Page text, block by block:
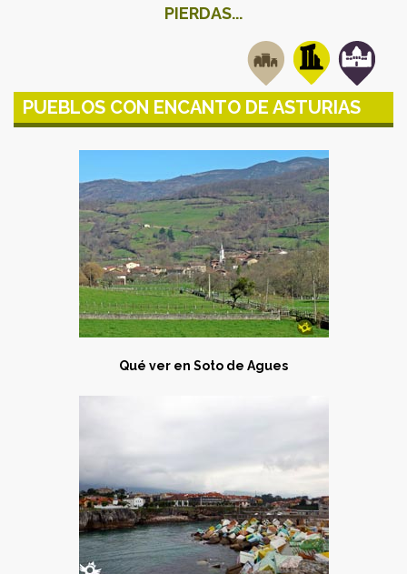
PIERDAS...
PUEBLOS CON ENCANTO DE ASTURIAS
Qué ver en Soto de Agues